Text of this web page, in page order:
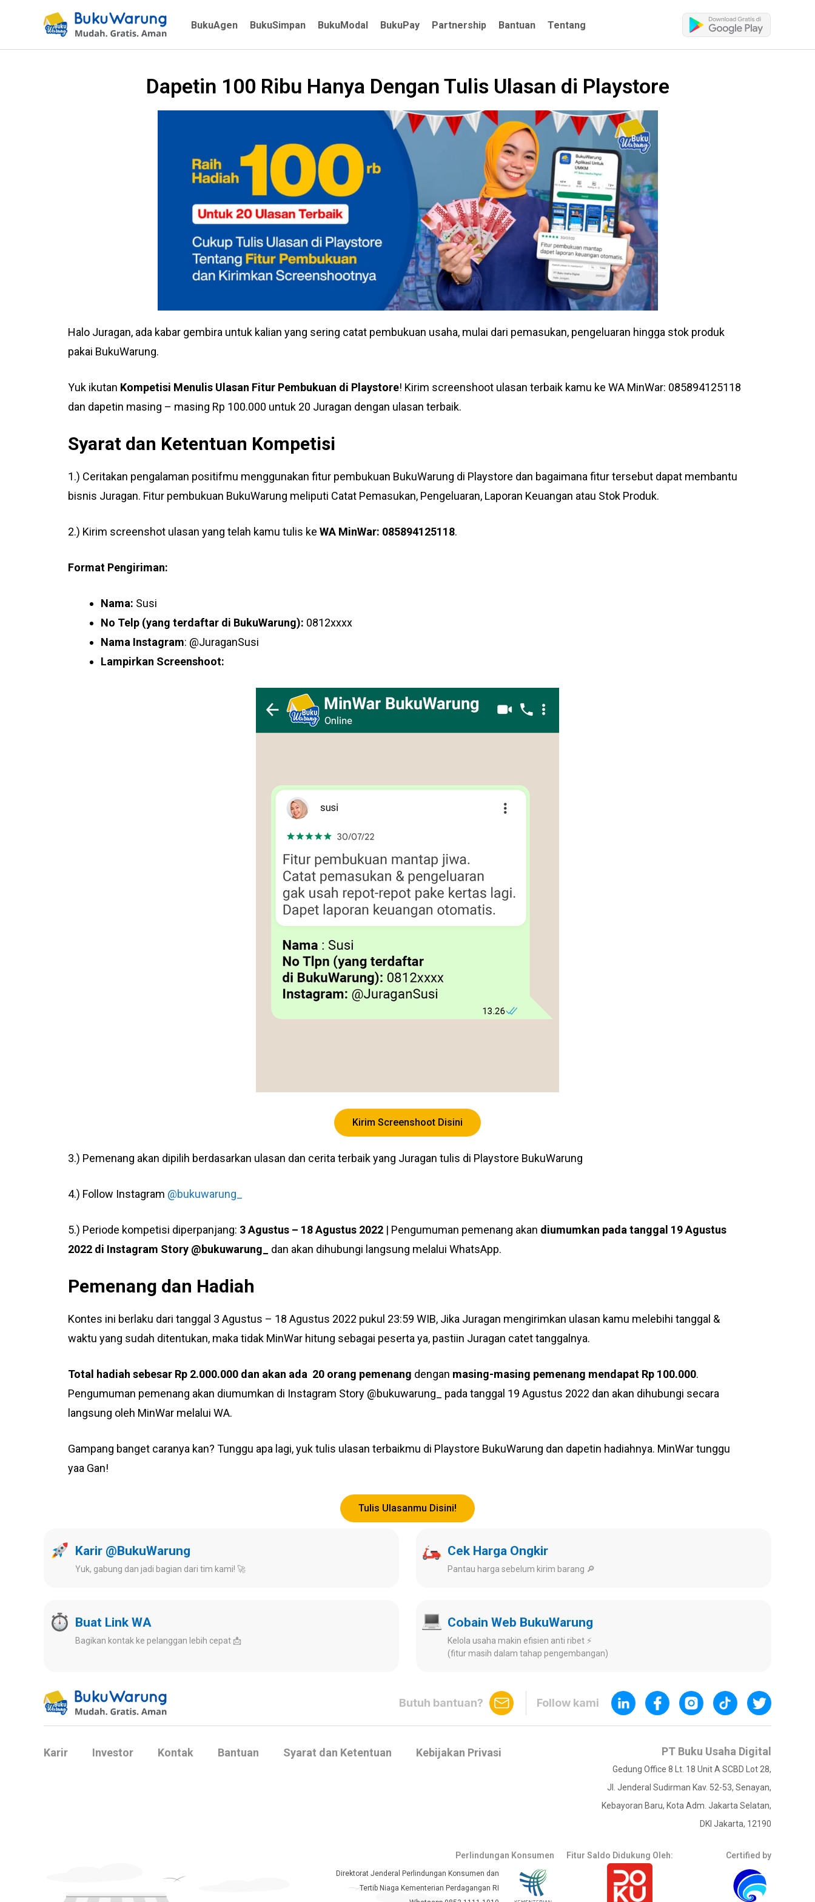
BukuAgen BukuSimpan BukuModal BukuPay Partnership Bantuan Tentang
Dapetin 100 Ribu Hanya Dengan Tulis Ulasan di Playstore
Halo Juragan, ada kabar gembira untuk kalian yang sering catat pembukuan usaha, mulai dari pemasukan, pengeluaran hingga stok produk
pakai BukuWarung.
Yuk ikutan Kompetisi Menulis Ulasan Fitur Pembukuan di Playstore! Kirim screenshoot ulasan terbaik kamu ke WA MinWar: 085894125118
dan dapetin masing – masing Rp 100.000 untuk 20 Juragan dengan ulasan terbaik.
Syarat dan Ketentuan Kompetisi
1.) Ceritakan pengalaman positifmu menggunakan fitur pembukuan BukuWarung di Playstore dan bagaimana fitur tersebut dapat membantu
bisnis Juragan. Fitur pembukuan BukuWarung meliputi Catat Pemasukan, Pengeluaran, Laporan Keuangan atau Stok Produk.
2.) Kirim screenshot ulasan yang telah kamu tulis ke WA MinWar: 085894125118.
Format Pengiriman:
Nama: Susi
No Telp (yang terdaftar di BukuWarung): 0812xxxx
Nama Instagram: @JuraganSusi
Lampirkan Screenshoot:
Kirim Screenshoot Disini
3.) Pemenang akan dipilih berdasarkan ulasan dan cerita terbaik yang Juragan tulis di Playstore BukuWarung
4.) Follow Instagram @bukuwarung_
5.) Periode kompetisi diperpanjang: 3 Agustus – 18 Agustus 2022 | Pengumuman pemenang akan diumumkan pada tanggal 19 Agustus
2022 di Instagram Story @bukuwarung_ dan akan dihubungi langsung melalui WhatsApp.
Pemenang dan Hadiah
Kontes ini berlaku dari tanggal 3 Agustus – 18 Agustus 2022 pukul 23:59 WIB, Jika Juragan mengirimkan ulasan kamu melebihi tanggal &
waktu yang sudah ditentukan, maka tidak MinWar hitung sebagai peserta ya, pastiin Juragan catet tanggalnya.
Total hadiah sebesar Rp 2.000.000 dan akan ada 20 orang pemenang dengan masing-masing pemenang mendapat Rp 100.000.
Pengumuman pemenang akan diumumkan di Instagram Story @bukuwarung_ pada tanggal 19 Agustus 2022 dan akan dihubungi secara
langsung oleh MinWar melalui WA.
Gampang banget caranya kan? Tunggu apa lagi, yuk tulis ulasan terbaikmu di Playstore BukuWarung dan dapetin hadiahnya. MinWar tunggu
yaa Gan!
Tulis Ulasanmu Disini!
Karir @BukuWarung
Yuk, gabung dan jadi bagian dari tim kami! 🚀
Cek Harga Ongkir
Pantau harga sebelum kirim barang 🔎
Buat Link WA
Bagikan kontak ke pelanggan lebih cepat 📩
Cobain Web BukuWarung
Kelola usaha makin efisien anti ribet ⚡️
(fitur masih dalam tahap pengembangan)
Butuh bantuan? Follow kami
Karir Investor Kontak Bantuan Syarat dan Ketentuan Kebijakan Privasi PT Buku Usaha Digital
Gedung Office 8 Lt. 18 Unit A SCBD Lot 28,
Jl. Jenderal Sudirman Kav. 52-53, Senayan,
Kebayoran Baru, Kota Adm. Jakarta Selatan,
DKI Jakarta, 12190
Perlindungan Konsumen
Direktorat Jenderal Perlindungan Konsumen dan
Tertib Niaga Kementerian Perdagangan RI
Fitur Saldo Didukung Oleh: Certified by